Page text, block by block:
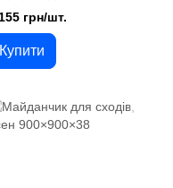
грн/шт.
Купити